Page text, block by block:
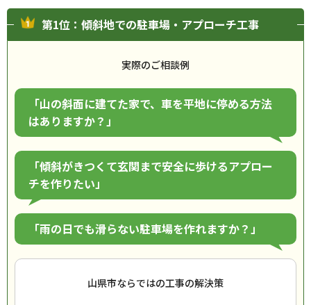
第1位：傾斜地での駐車場・アプローチ工事
実際のご相談例
「山の斜面に建てた家で、車を平地に停める方法
はありますか？」
「傾斜がきつくて玄関まで安全に歩けるアプロー
チを作りたい」
「雨の日でも滑らない駐車場を作れますか？」
山県市ならではの工事の解決策